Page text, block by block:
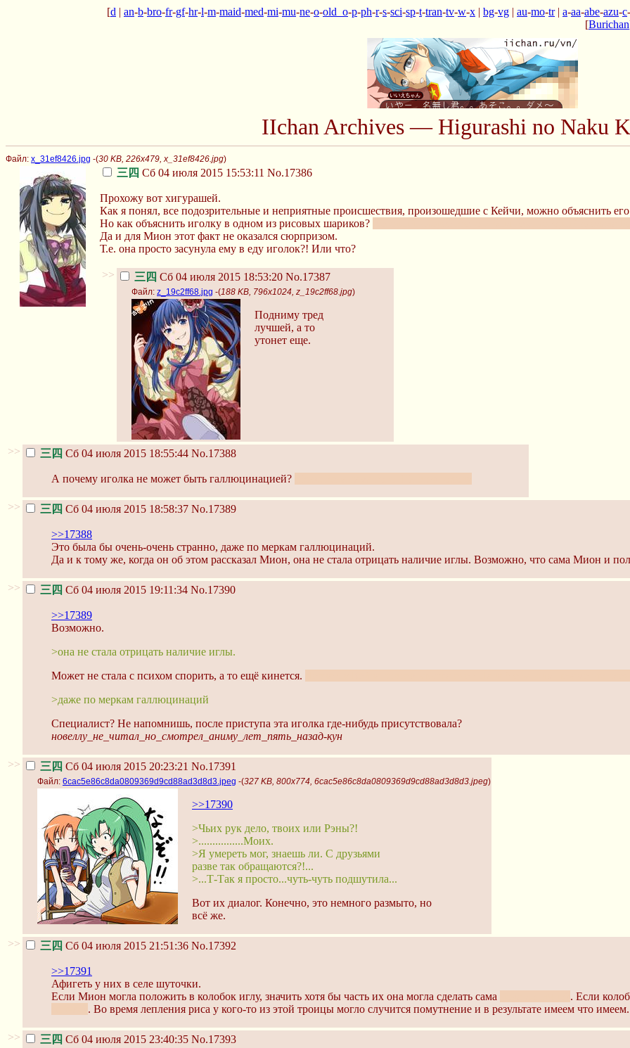
[d | an-b-bro-fr-gf-hr-l-m-maid-med-mi-mu-ne-o-old_o-p-ph-r-s-sci-sp-t-tran-tv-w-x | bg-vg | au-mo-tr| a-aa-abe-azu-c-
[Burichan
IIchan Archives — Higurashi no Naku
Файл: x_31ef8426.jpg -(30 KB, 226x479, x_31ef8426.jpg)
三四 Сб 04 июля 2015 15:53:11 No.17386
Прохожу вот хигурашей.
Как я понял, все подозрительные и неприятные происшествия, произошедшие с Кейчи, можно объяснить
Но как объяснить иголку в одном из рисовых шариков?
Да и для Мион этот факт не оказался сюрпризом.
Т.е. она просто засунула ему в еду иголок?! Или что?
>> 三四 Сб 04 июля 2015 18:53:20 No.17387
Файл: z_19c2ff68.jpg -(188 KB, 796x1024, z_19c2ff68.jpg)
Подниму тред
лучшей, а то
утонет еще.
>> 三四 Сб 04 июля 2015 18:55:44 No.17388
А почему иголка не может быть галлюцинацией?
>> 三四 Сб 04 июля 2015 18:58:37 No.17389
>>17388
Это была бы очень-очень странно, даже по меркам галлюцинаций.
Да и к тому же, когда он об этом рассказал Мион, она не стала отрицать наличие иглы. Возможно, что сама Мион и
>> 三四 Сб 04 июля 2015 19:11:34 No.17390
>>17389
Возможно.
>она не стала отрицать наличие иглы.
Может не стала с психом спорить, а то ещё кинется.
>даже по меркам галлюцинаций
Специалист? Не напомнишь, после приступа эта иголка где-нибудь присутствовала?
новеллу_не_читал_но_смотрел_аниму_лет_пять_назад-кун
>> 三四 Сб 04 июля 2015 20:23:21 No.17391
Файл: 6cac5e86c8da0809369d9cd88ad3d8d3.jpeg -(327 KB, 800x774, 6cac5e86c8da0809369d9cd88ad3d8d3.jpeg)
>>17390
>Чьих рук дело, твоих или Рэны?!
>................Моих.
>Я умереть мог, знаешь ли. С друзьями
разве так обращаются?!...
>...Т-Так я просто...чуть-чуть подшутила...
Вот их диалог. Конечно, это немного размыто, но
всё же.
>> 三四 Сб 04 июля 2015 21:51:36 No.17392
>>17391
Афигеть у них в селе шуточки.
Если Мион могла положить в колобок иглу, значить хотя бы часть их она могла сделать сама
. Если
. Во время лепления риса у кого-то из этой троицы могло случится помутнение и в результате имеем что имеем.
>> 三四 Сб 04 июля 2015 23:40:35 No.17393